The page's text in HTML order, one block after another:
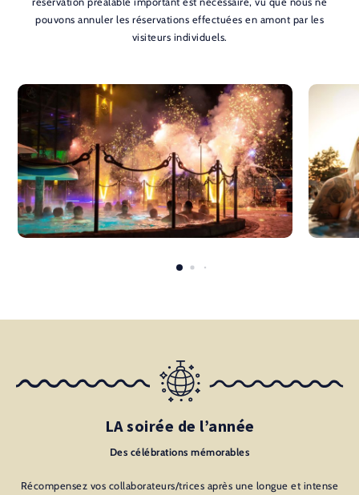
pouvons annuler les réservations effectuées en amont par les
visiteurs individuels.
LA soirée de l’année
Des célébrations mémorables
Récompensez vos collaborateurs/trices après une longue et intense